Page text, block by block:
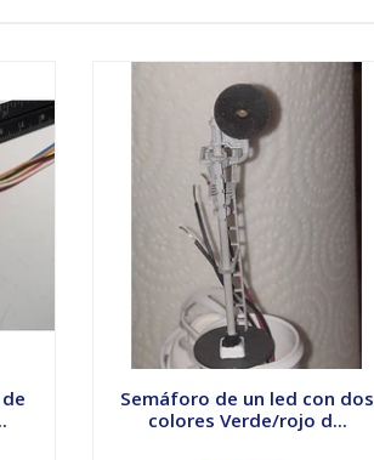
Semáforo de un led con dos
colores Verde/rojo d...